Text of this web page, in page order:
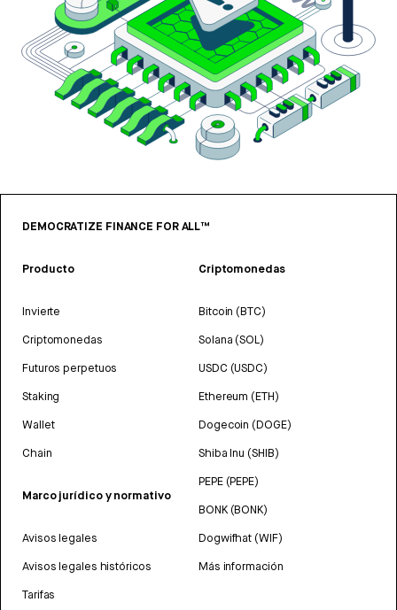
DEMOCRATIZE FINANCE FOR ALL™
Producto
Invierte
Criptomonedas
Futuros perpetuos
Staking
Wallet
Chain
Marco jurídico y normativo
Avisos legales
Avisos legales históricos
Tarifas
Criptomonedas
Bitcoin (BTC)
Solana (SOL)
USDC (USDC)
Ethereum (ETH)
Dogecoin (DOGE)
Shiba Inu (SHIB)
PEPE (PEPE)
BONK (BONK)
Dogwifhat (WIF)
Más información